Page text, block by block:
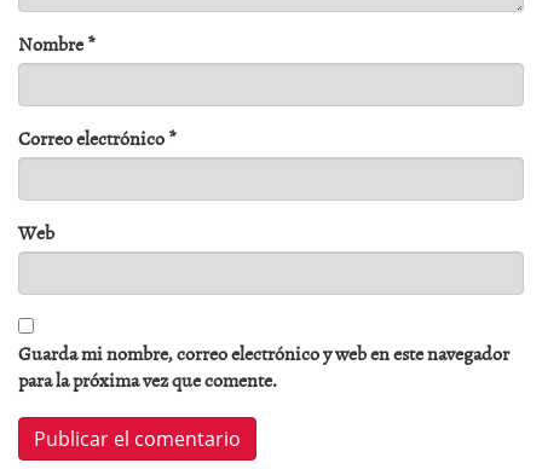
Nombre*
Correo electrónico*
Web
Guarda mi nombre, correo electrónico y web en este navegador
para la próxima vez que comente.